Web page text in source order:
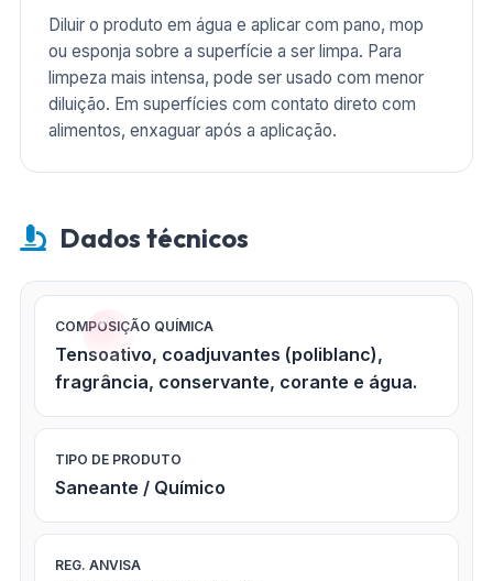
Diluir o produto em água e aplicar com pano, mop
ou esponja sobre a superfície a ser limpa. Para
limpeza mais intensa, pode ser usado com menor
diluição. Em superfícies com contato direto com
alimentos, enxaguar após a aplicação.
Dados técnicos
COMPOSIÇÃO QUÍMICA
Tensoativo, coadjuvantes (poliblanc),
fragrância, conservante, corante e água.
TIPO DE PRODUTO
Saneante / Químico
REG. ANVISA